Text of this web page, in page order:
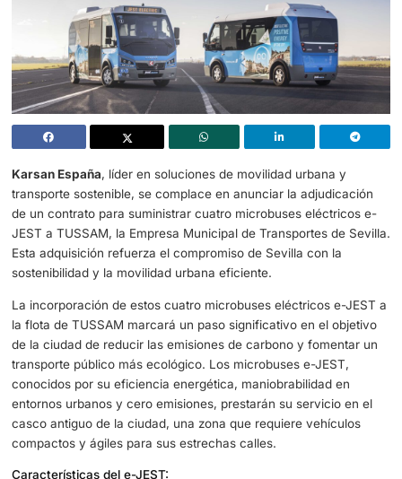
Karsan España, líder en soluciones de movilidad urbana
transporte sostenible, se complace en anunciar la
de un contrato para suministrar cuatro microbuses
JEST a TUSSAM, la Empresa Municipal de Transportes
Esta adquisición refuerza el compromiso de Sevilla con
sostenibilidad y la movilidad urbana eficiente.
La incorporación de estos cuatro microbuses eléctricos
la flota de TUSSAM marcará un paso significativo en el
de la ciudad de reducir las emisiones de carbono y